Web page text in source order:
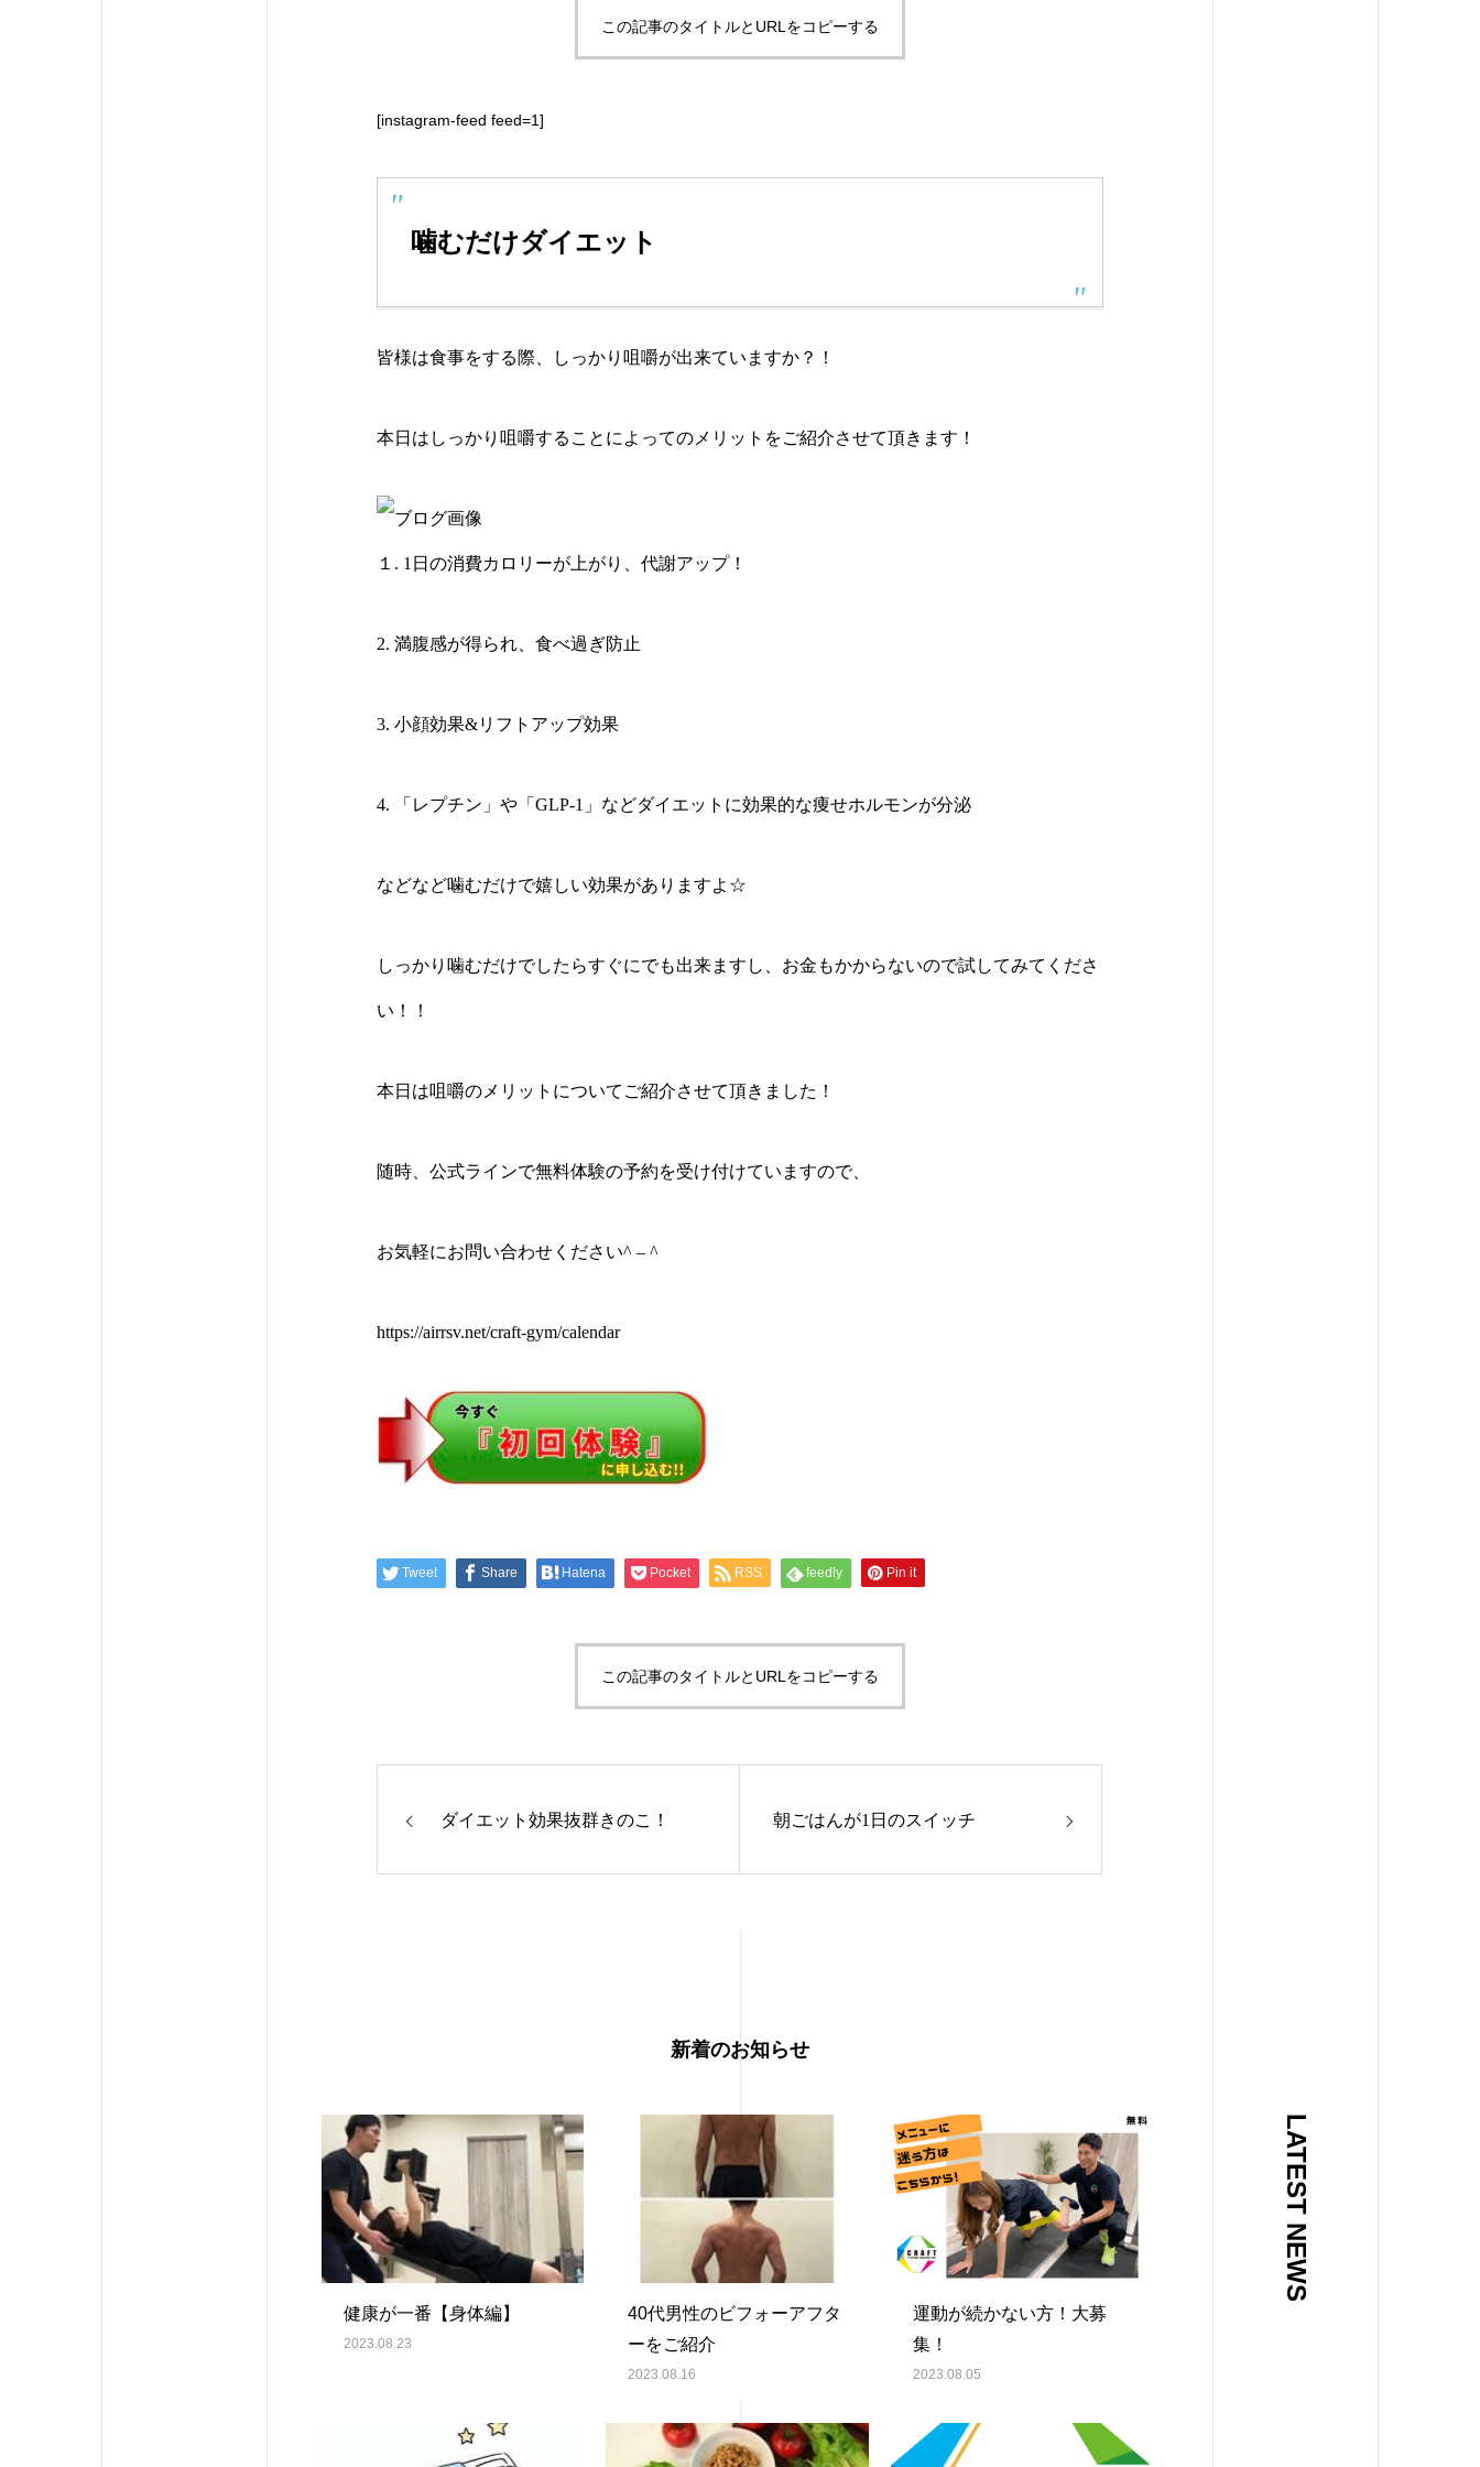
この記事のタイトルとURLをコピーする
[instagram-feed feed=1]
噛むだけダイエット
皆様は食事をする際、しっかり咀嚼が出来ていますか？！
本日はしっかり咀嚼することによってのメリットをご紹介させて頂きます！
１. 1日の消費カロリーが上がり、代謝アップ！
2. 満腹感が得られ、食べ過ぎ防止
3. 小顔効果&リフトアップ効果
4. 「レプチン」や「GLP-1」などダイエットに効果的な痩せホルモンが分泌
などなど噛むだけで嬉しい効果がありますよ☆
しっかり噛むだけでしたらすぐにでも出来ますし、お金もかからないので試してみてくださ
い！！
本日は咀嚼のメリットについてご紹介させて頂きました！
随時、公式ラインで無料体験の予約を受け付けていますので、
お気軽にお問い合わせください^ – ^
https://airrsv.net/craft-gym/calendar
Tweet Share Hatena Pocket RSS feedly Pin it
この記事のタイトルとURLをコピーする
ダイエット効果抜群きのこ！ 朝ごはんが1日のスイッチ
LATEST NEWS
新着のお知らせ
健康が一番【身体編】
2023.08.23
40代男性のビフォーアフタ
ーをご紹介
2023.08.16
運動が続かない方！大募
集！
2023.08.05